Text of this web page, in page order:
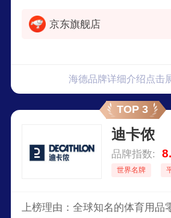
京东旗舰店
海德品牌详细介绍点击
TOP 3
迪卡侬
品牌指数:
世界名牌
上榜理由：全球知名的体育用品